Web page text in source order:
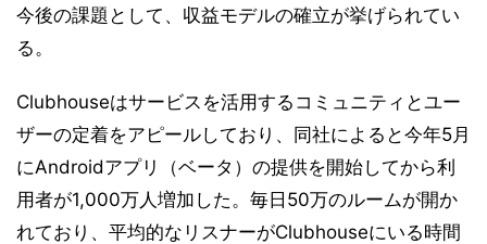
今後の課題として、収益モデルの確立が挙げられてい
る。
Clubhouseはサービスを活用するコミュニティとユー
ザーの定着をアピールしており、同社によると今年5月
にAndroidアプリ（ベータ）の提供を開始してから利
用者が1,000万人増加した。毎日50万のルームが開か
れており、平均的なリスナーがClubhouseにいる時間